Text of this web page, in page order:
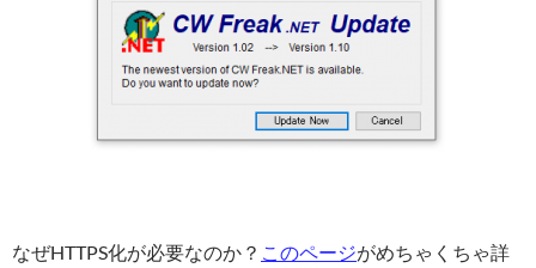
なぜHTTPS化が必要なのか？ このページがめちゃくちゃ詳